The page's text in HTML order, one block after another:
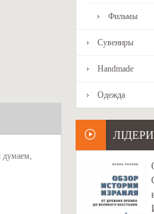
думаем,
Фильмы
Сувениры
Handmade
Одежда